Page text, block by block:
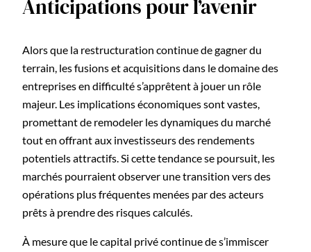
Anticipations pour l’avenir
Alors que la restructuration continue de gagner du
terrain, les fusions et acquisitions dans le domaine des
entreprises en difficulté s’apprêtent à jouer un rôle
majeur. Les implications économiques sont vastes,
promettant de remodeler les dynamiques du marché
tout en offrant aux investisseurs des rendements
potentiels attractifs. Si cette tendance se poursuit, les
marchés pourraient observer une transition vers des
opérations plus fréquentes menées par des acteurs
prêts à prendre des risques calculés.
À mesure que le capital privé continue de s’immiscer